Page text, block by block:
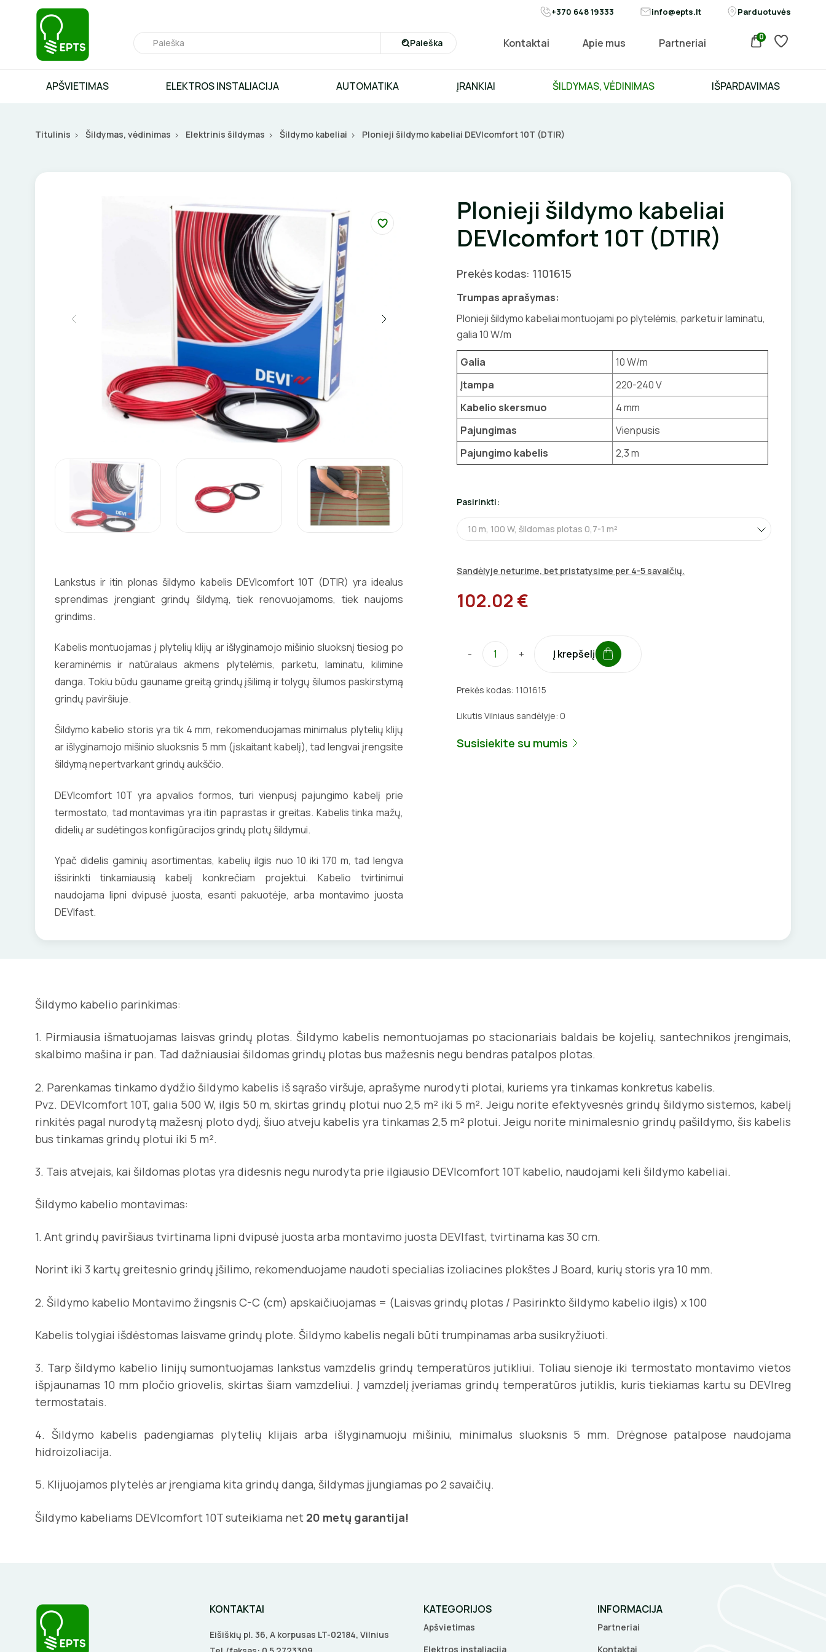
+370 648 19333 info@epts.lt Parduotuvės
Paieška Kontaktai Apie mus Partneriai 0
APŠVIETIMAS ELEKTROS INSTALIACIJA AUTOMATIKA ĮRANKIAI ŠILDYMAS, VĖDINIMAS IŠPARDAVIMAS
Titulinis Šildymas, vėdinimas Elektrinis šildymas Šildymo kabeliai Plonieji šildymo kabeliai DEVIcomfort 10T (DTIR)
Lankstus ir itin plonas šildymo kabelis DEVIcomfort 10T (DTIR) yra idealus
sprendimas įrengiant grindų šildymą, tiek renovuojamoms, tiek naujoms
grindims.
Kabelis montuojamas į plytelių klijų ar išlyginamojo mišinio sluoksnį tiesiog po
keraminėmis ir natūralaus akmens plytelėmis, parketu, laminatu, kilimine
danga. Tokiu būdu gauname greitą grindų įšilimą ir tolygų šilumos paskirstymą
grindų paviršiuje.
Šildymo kabelio storis yra tik 4 mm, rekomenduojamas minimalus plytelių klijų
ar išlyginamojo mišinio sluoksnis 5 mm (įskaitant kabelį), tad lengvai įrengsite
šildymą nepertvarkant grindų aukščio.
DEVIcomfort 10T yra apvalios formos, turi vienpusį pajungimo kabelį prie
termostato, tad montavimas yra itin paprastas ir greitas. Kabelis tinka mažų,
didelių ar sudėtingos konfigūracijos grindų plotų šildymui.
Ypač didelis gaminių asortimentas, kabelių ilgis nuo 10 iki 170 m, tad lengva
išsirinkti tinkamiausią kabelį konkrečiam projektui. Kabelio tvirtinimui
naudojama lipni dvipusė juosta, esanti pakuotėje, arba montavimo juosta
DEVIfast.
Plonieji šildymo kabeliai
DEVIcomfort 10T (DTIR)
Prekės kodas: 1101615
Trumpas aprašymas:
Plonieji šildymo kabeliai montuojami po plytelėmis, parketu ir laminatu,
galia 10 W/m
Galia
10 W/m
Įtampa
220-240 V
Kabelio skersmuo
4 mm
Pajungimas
Vienpusis
Pajungimo kabelis
2,3 m
Pasirinkti:
10 m, 100 W, šildomas plotas 0,7-1 m²
Sandėlyje neturime, bet pristatysime per 4-5 savaičių.
102.02 €
- + Į krepšelį
Prekės kodas: 1101615
Likutis Vilniaus sandėlyje: 0
Susisiekite su mumis
Šildymo kabelio parinkimas:
1. Pirmiausia išmatuojamas laisvas grindų plotas. Šildymo kabelis nemontuojamas po stacionariais baldais be kojelių, santechnikos įrengimais,
skalbimo mašina ir pan. Tad dažniausiai šildomas grindų plotas bus mažesnis negu bendras patalpos plotas.
2. Parenkamas tinkamo dydžio šildymo kabelis iš sąrašo viršuje, aprašyme nurodyti plotai, kuriems yra tinkamas konkretus kabelis.
Pvz. DEVIcomfort 10T, galia 500 W, ilgis 50 m, skirtas grindų plotui nuo 2,5 m² iki 5 m². Jeigu norite efektyvesnės grindų šildymo sistemos, kabelį
rinkitės pagal nurodytą mažesnį ploto dydį, šiuo atveju kabelis yra tinkamas 2,5 m² plotui. Jeigu norite minimalesnio grindų pašildymo, šis kabelis
bus tinkamas grindų plotui iki 5 m².
3. Tais atvejais, kai šildomas plotas yra didesnis negu nurodyta prie ilgiausio DEVIcomfort 10T kabelio, naudojami keli šildymo kabeliai.
Šildymo kabelio montavimas:
1. Ant grindų paviršiaus tvirtinama lipni dvipusė juosta arba montavimo juosta DEVIfast, tvirtinama kas 30 cm.
Norint iki 3 kartų greitesnio grindų įšilimo, rekomenduojame naudoti specialias izoliacines plokštes J Board, kurių storis yra 10 mm.
2. Šildymo kabelio Montavimo žingsnis C-C (cm) apskaičiuojamas = (Laisvas grindų plotas / Pasirinkto šildymo kabelio ilgis) x 100
Kabelis tolygiai išdėstomas laisvame grindų plote. Šildymo kabelis negali būti trumpinamas arba susikryžiuoti.
3. Tarp šildymo kabelio linijų sumontuojamas lankstus vamzdelis grindų temperatūros jutikliui. Toliau sienoje iki termostato montavimo vietos
išpjaunamas 10 mm pločio griovelis, skirtas šiam vamzdeliui. Į vamzdelį įveriamas grindų temperatūros jutiklis, kuris tiekiamas kartu su DEVIreg
termostatais.
4. Šildymo kabelis padengiamas plytelių klijais arba išlyginamuoju mišiniu, minimalus sluoksnis 5 mm. Drėgnose patalpose naudojama
hidroizoliacija.
5. Klijuojamos plytelės ar įrengiama kita grindų danga, šildymas įjungiamas po 2 savaičių.
Šildymo kabeliams DEVIcomfort 10T suteikiama net 20 metų garantija!
KONTAKTAI
Eišiškių pl. 36, A korpusas LT-02184, Vilnius
KATEGORIJOS
Apšvietimas
Elektros instaliacija
INFORMACIJA
Partneriai
Kontaktai